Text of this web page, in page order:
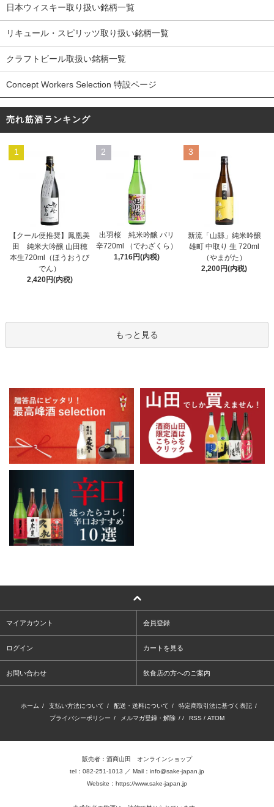
日本ウィスキー取り扱い銘柄一覧
リキュール・スピリッツ取り扱い銘柄一覧
クラフトビール取扱い銘柄一覧
Concept Workers Selection 特設ページ
売れ筋酒ランキング
1
【クール便推奨】鳳凰美
田 純米大吟醸 山田穂
本生720ml（ほうおうび
でん）
2,420円(内税)
2
出羽桜 純米吟醸 バリ
辛720ml （でわざくら）
1,716円(内税)
3
新流「山縣」純米吟醸
雄町 中取り 生 720ml
（やまがた）
2,200円(内税)
もっと見る
マイアカウント 会員登録
ログイン カートを見る
お問い合わせ 飲食店の方へのご案内
ホーム / 支払い方法について / 配送・送料について / 特定商取引法に基づく表記 /
プライバシーポリシー / メルマガ登録・解除 / / RSS / ATOM
販売者：酒商山田 オンラインショップ
tel：082-251-1013 ／ Mail：info@sake-japan.jp
Website： https://www.sake-japan.jp